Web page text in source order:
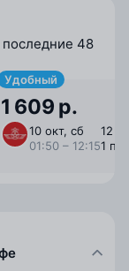
48
Удобный
1 609 р.
10 окт, сб
01:50 – 12:15
12 ⁠ч
1